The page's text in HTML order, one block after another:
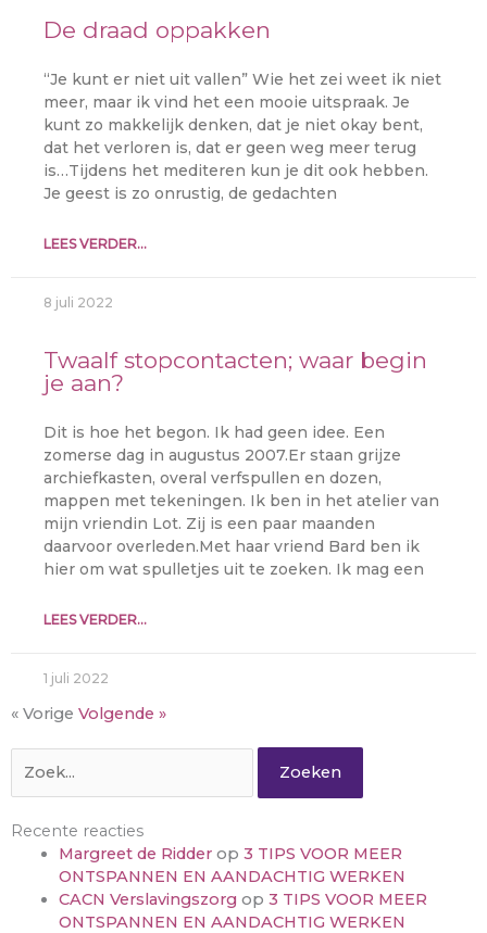
De draad oppakken
“Je kunt er niet uit vallen” Wie het zei weet ik niet
meer, maar ik vind het een mooie uitspraak. Je
kunt zo makkelijk denken, dat je niet okay bent,
dat het verloren is, dat er geen weg meer terug
is…Tijdens het mediteren kun je dit ook hebben.
Je geest is zo onrustig, de gedachten
LEES VERDER...
8 juli 2022
Twaalf stopcontacten; waar begin
je aan?
Dit is hoe het begon. Ik had geen idee. Een
zomerse dag in augustus 2007.Er staan grijze
archiefkasten, overal verfspullen en dozen,
mappen met tekeningen. Ik ben in het atelier van
mijn vriendin Lot. Zij is een paar maanden
daarvoor overleden.Met haar vriend Bard ben ik
hier om wat spulletjes uit te zoeken. Ik mag een
LEES VERDER...
1 juli 2022
« Vorige Volgende »
naar:
Recente reacties
Margreet de Ridderop 3 TIPS VOOR MEER
ONTSPANNEN EN AANDACHTIG WERKEN
CACN Verslavingszorg op 3 TIPS VOOR MEER
ONTSPANNEN EN AANDACHTIG WERKEN